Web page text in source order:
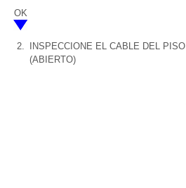
OK
2.
INSPECCIONE EL CABLE DEL PISO
(ABIERTO)